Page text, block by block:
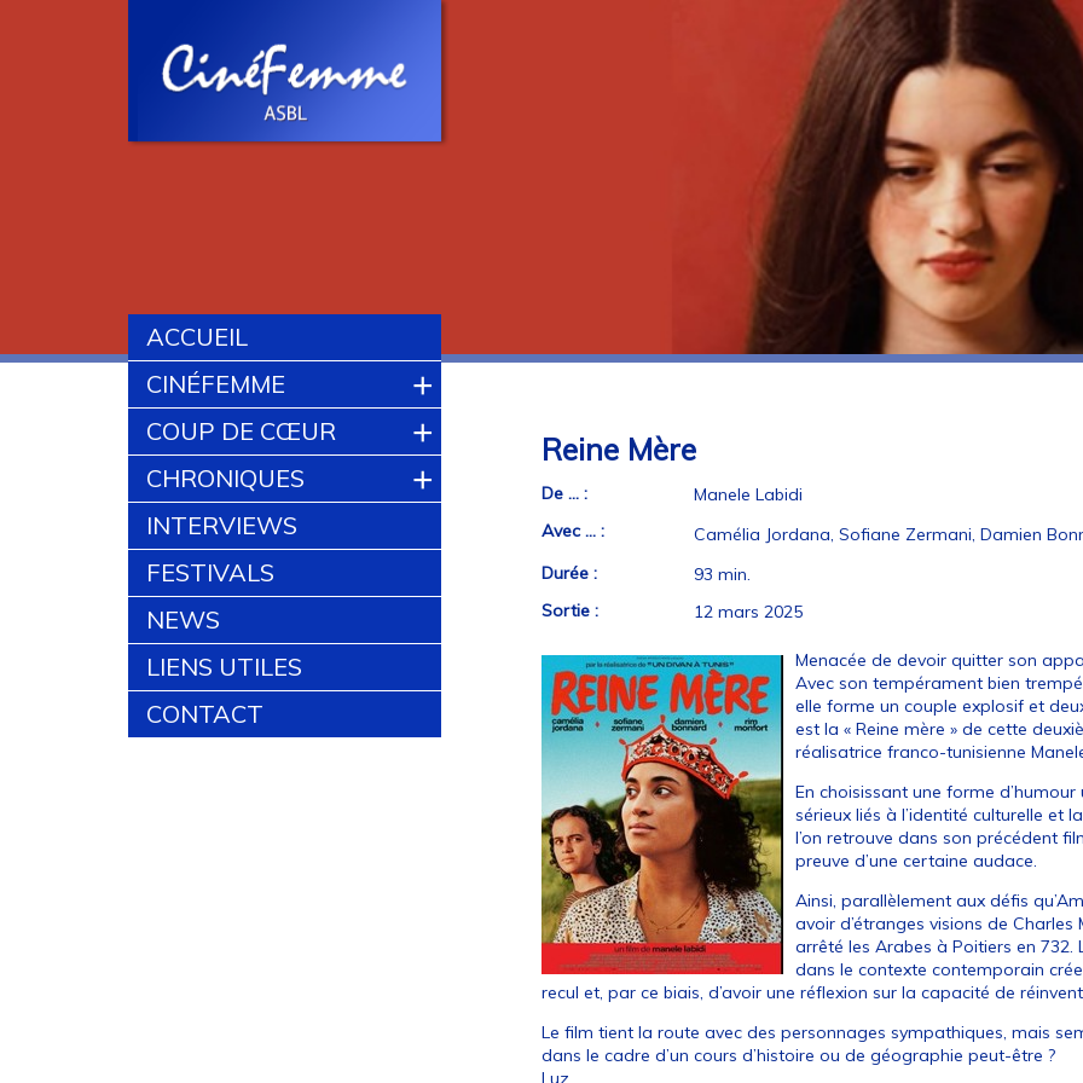
ACCUEIL
CINÉFEMME
+
COUP DE CŒUR +
CHRONIQUES +
INTERVIEWS
FESTIVALS
NEWS
LIENS UTILES
CONTACT
Reine Mère
De ... :
Manele Labidi
Avec ... :
Camélia Jordana, Sofiane Zermani, Damien
Durée :
93 min.
Sortie :
12 mars 2025
Menacée de devoir quitter son
Avec son tempérament bien
elle forme un couple explosif et
est la « Reine mère » de cette
réalisatrice franco-tunisienne
En choisissant une forme
sérieux liés à l’identité culturelle et
l’on retrouve dans son précédent
preuve d’une certaine audace.
Ainsi, parallèlement aux défis
avoir d’étranges visions de
arrêté les Arabes à Poitiers en 732.
dans le contexte contemporain
recul et, par ce biais, d’avoir une réflexion sur la capacité de
Le film tient la route avec des personnages sympathiques, mais
dans le cadre d’un cours d’histoire ou de géographie peut-être ?
Luz